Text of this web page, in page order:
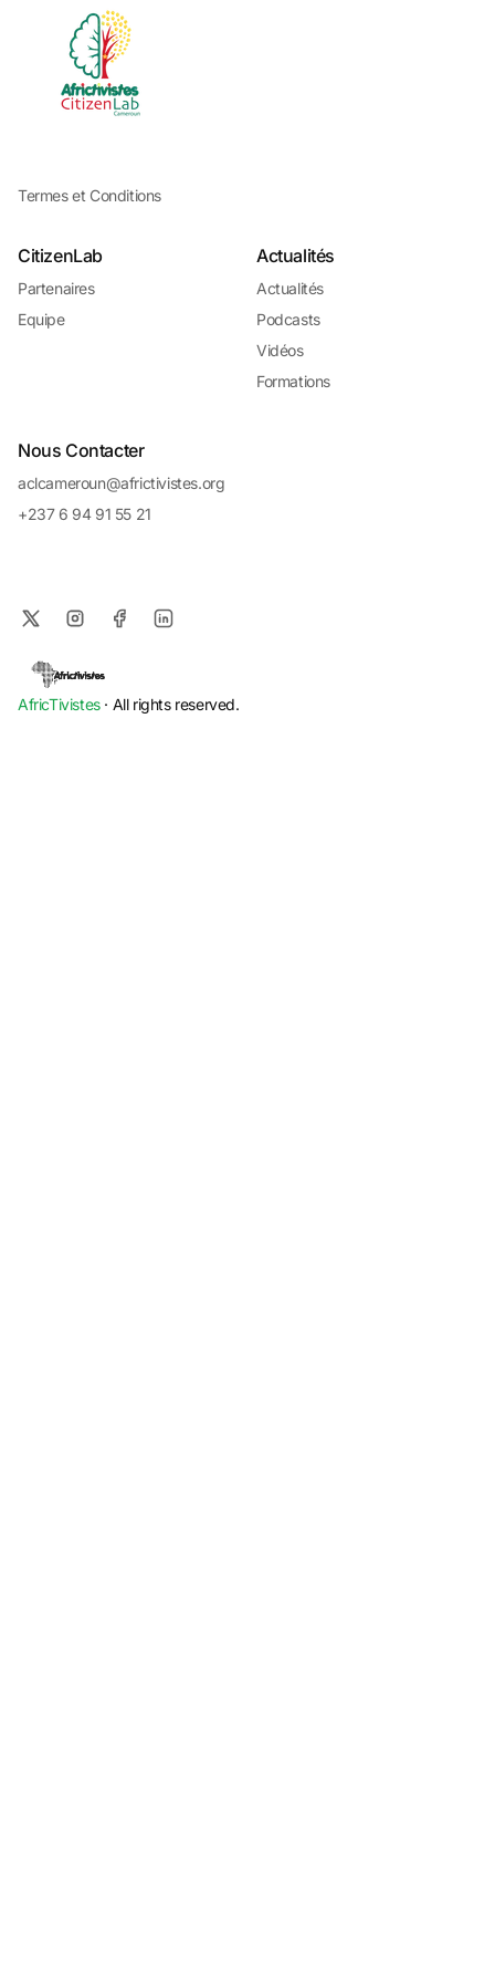
Termes et Conditions
CitizenLab
Partenaires
Equipe
Actualités
Actualités
Podcasts
Vidéos
Formations
Nous Contacter
aclcameroun@africtivistes.org
+237 6 94 91 55 21
AfricTivistes· All rights reserved.